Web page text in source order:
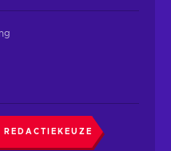
REDACTIEKEUZE